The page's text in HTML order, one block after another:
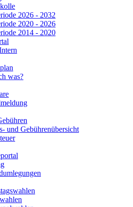
2026 - 2032
2020 - 2026
2014 - 2020
was?
und Gebührenübersicht